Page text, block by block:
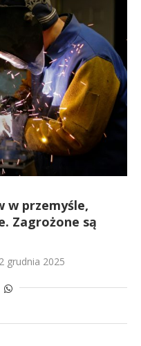
w przemyśle,
Zagrożone są
grudnia 2025